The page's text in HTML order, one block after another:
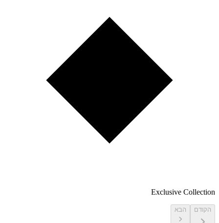
Exclusive Collection
הקודם הבא